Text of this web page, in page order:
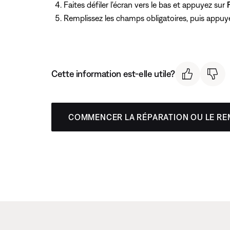
Faites défiler l'écran vers le bas et appuyez sur
Remplissez les champs obligatoires, puis
Cette information est-elle utile?
COMMENCER LA RÉPARATION OU LE